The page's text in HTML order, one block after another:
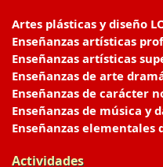
Artes plásticas y diseño
Enseñanzas artísticas
Enseñanzas artísticas
Enseñanzas de arte
Enseñanzas de carácter
Enseñanzas de música y
Enseñanzas elementales
Actividades